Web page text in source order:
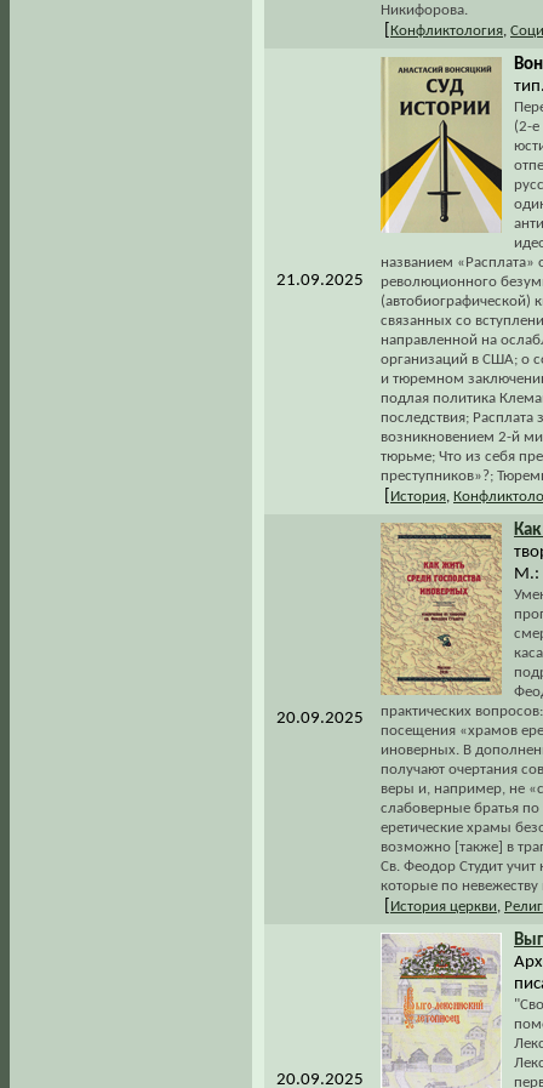
Никифорова.
Конфликтология,
21.09.2025
(2-е
названием
революционного
(автобиографической)
связанных со
направленной на
организаций в США; о
и тюремном
подлая политика
последствия;
возникновением 2-й
тюрьме; Что из себя
преступников»?;
История,
20.09.2025
Как
М.:
практических
посещения «храмов
иноверных. В
получают очертания
веры и, например, не
слабоверные братья
еретические храмы
возможно [также] в
Св. Феодор Студит учит
которые по
История церкви,
20.09.2025